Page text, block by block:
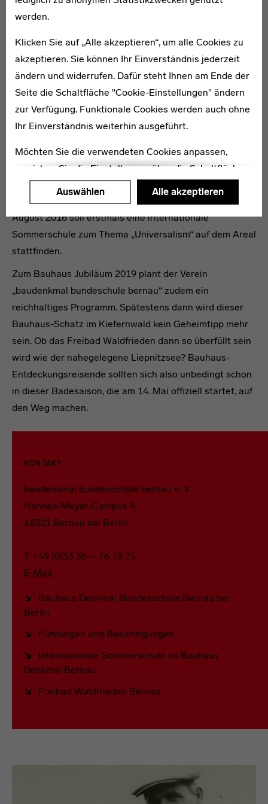
werden.
Klicken Sie auf „Alle akzeptieren“, um alle Cookies zu
akzeptieren. Sie können Ihr Einverständnis jederzeit
ändern und widerrufen. Dafür steht Ihnen am Ende der
Seite die Schaltfläche "Cookie-Einstellungen" ändern
zur Verfügung. Funktionale Cookies werden auch ohne
Ihr Einverständnis weiterhin ausgeführt.
Möchten Sie die verwendeten Cookies anpassen,
erreichen Sie die Einstellungen über die Schaltfläche
"Auswählen".
Auswählen Alle akzeptieren
headline
Führungen des Baudenkmal-Vereins kommen auch
externe Besucher in den Genuss dieses besonderen
Ausblicks.
Mehr zum Bauhaus Denkmal Bundesschule Bernau
headline
Der Außenrundgang endet an eine kleiner Türe am
letzten Wohnhaus. Dort verbindet ein langer Glasgang
die einzelnen Wohnhäuser mit dem Gemeinschaftstrakt
und dem Schultrakt mit Sporthalle. Hier könnten sich
zukünftig nicht nur die Internatsbewohner und Bauhaus-
Entdeckungsreisende begegnen, sondern auch
internationale Künstler, Designer und Kuratoren. Im
August 2016 soll erstmals eine internationale
Sommerschule zum Thema „Universalism“ auf dem Areal
stattfinden.
Zum Bauhaus Jubiläum 2019 plant der Verein
„baudenkmal bundeschule bernau“ zudem ein
reichhaltiges Programm. Spätestens dann wird dieser
Bauhaus-Schatz im Kiefernwald kein Geheimtipp mehr
sein. Ob das Freibad Waldfrieden dann so überfüllt sein
wird wie der nahegelegene Liepnitzsee? Bauhaus-
Entdeckungsreisende sollten sich also unbedingt schon
in dieser Badesaison, die am 14. Mai offiziell startet, auf
den Weg machen.
KONTAKT
baudenkmal bundesschule bernau e. V.
Hannes-Meyer-Campus 9
16321 Bernau bei Berlin
T +49 (0)33 38 – 76 78 75
E-Mail
Bauhaus Denkmal Bundesschule Bernau bei
Berlin
Führungen und Besichtigungen
Internationale Sommerschule im Bauhaus
Denkmal Bernau
Freibad Waldfrieden Bernau